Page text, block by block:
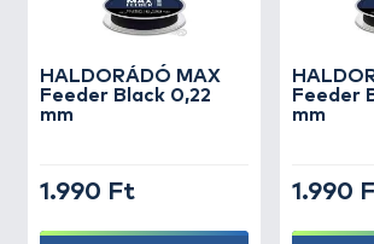
HALDORÁDÓ MAX
Feeder Black 0,22
mm
1.990 Ft
Feeder
mm
1.990